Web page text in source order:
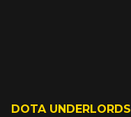
DOTA UNDERLORDS